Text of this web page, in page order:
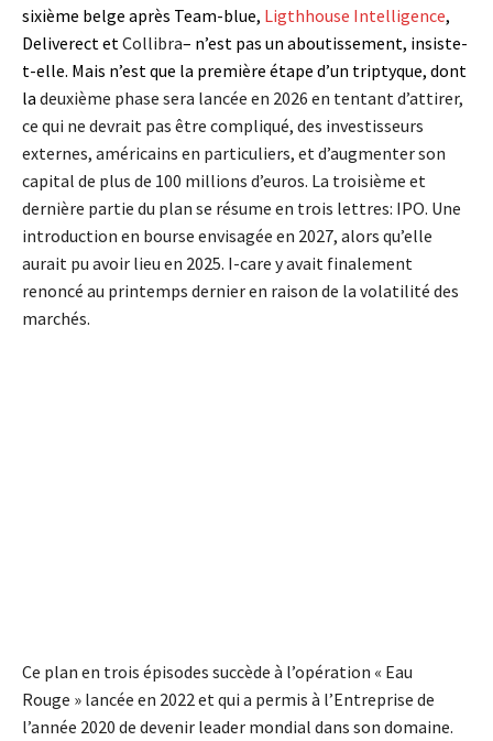
sixième belge après Team-blue, Ligthhouse Intelligence,
Deliverect et Collibra– n’est pas un aboutissement, insiste-
t-elle. Mais n’est que la première étape d’un triptyque, dont
la deuxième phase sera lancée en 2026 en tentant d’attirer,
ce qui ne devrait pas être compliqué, des investisseurs
externes, américains en particuliers, et d’augmenter son
capital de plus de 100 millions d’euros. La troisième et
dernière partie du plan se résume en trois lettres: IPO. Une
introduction en bourse envisagée en 2027, alors qu’elle
aurait pu avoir lieu en 2025. I-care y avait finalement
renoncé au printemps dernier en raison de la volatilité des
marchés.
Ce plan en trois épisodes succède à l’opération « Eau
Rouge » lancée en 2022 et qui a permis à l’Entreprise de
l’année 2020 de devenir leader mondial dans son domaine.